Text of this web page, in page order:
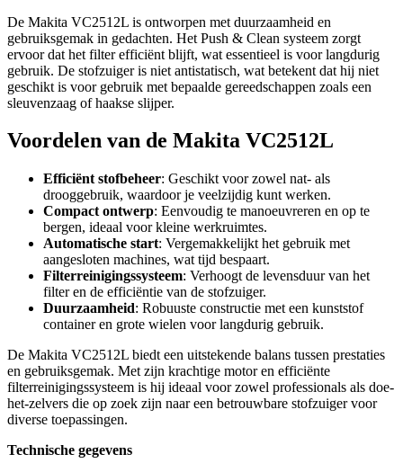
De Makita VC2512L is ontworpen met duurzaamheid en
gebruiksgemak in gedachten. Het Push & Clean systeem zorgt
ervoor dat het filter efficiënt blijft, wat essentieel is voor langdurig
gebruik. De stofzuiger is niet antistatisch, wat betekent dat hij niet
geschikt is voor gebruik met bepaalde gereedschappen zoals een
sleuvenzaag of haakse slijper.
Voordelen van de Makita VC2512L
Efficiënt stofbeheer: Geschikt voor zowel nat- als
drooggebruik, waardoor je veelzijdig kunt werken.
Compact ontwerp: Eenvoudig te manoeuvreren en op te
bergen, ideaal voor kleine werkruimtes.
Automatische start: Vergemakkelijkt het gebruik met
aangesloten machines, wat tijd bespaart.
Filterreinigingssysteem: Verhoogt de levensduur van het
filter en de efficiëntie van de stofzuiger.
Duurzaamheid: Robuuste constructie met een kunststof
container en grote wielen voor langdurig gebruik.
De Makita VC2512L biedt een uitstekende balans tussen prestaties
en gebruiksgemak. Met zijn krachtige motor en efficiënte
filterreinigingssysteem is hij ideaal voor zowel professionals als doe-
het-zelvers die op zoek zijn naar een betrouwbare stofzuiger voor
diverse toepassingen.
Technische gegevens